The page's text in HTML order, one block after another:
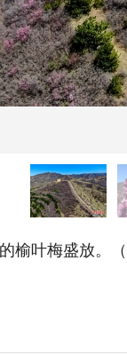
叶梅盛放。